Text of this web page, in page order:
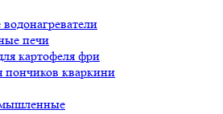
печи
картофеля фри
пончиков кваркини